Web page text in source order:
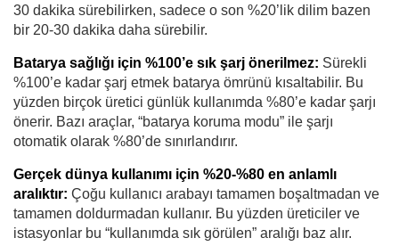
30 dakika sürebilirken, sadece o son %20’lik dilim bazen
bir 20-30 dakika daha sürebilir.
Batarya sağlığı için %100’e sık şarj önerilmez: Sürekli
%100’e kadar şarj etmek batarya ömrünü kısaltabilir. Bu
yüzden birçok üretici günlük kullanımda %80’e kadar şarjı
önerir. Bazı araçlar, “batarya koruma modu” ile şarjı
otomatik olarak %80’de sınırlandırır.
Gerçek dünya kullanımı için %20-%80 en anlamlı
aralıktır: Çoğu kullanıcı arabayı tamamen boşaltmadan ve
tamamen doldurmadan kullanır. Bu yüzden üreticiler ve
istasyonlar bu “kullanımda sık görülen” aralığı baz alır.